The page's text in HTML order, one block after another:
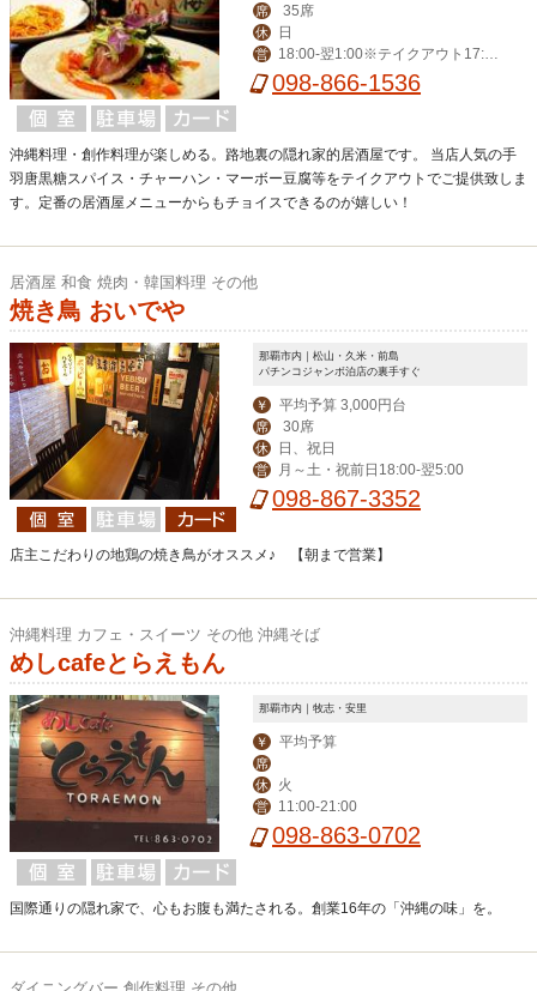
席 35席
休 日
営
18:00-翌1:00※テイクアウト17:30
-20:30(受取21:00まで)
098-866-1536
沖縄料理・創作料理が楽しめる。路地裏の隠れ家的居酒屋です。 当店人気の手
羽唐黒糖スパイス・チャーハン・マーボー豆腐等をテイクアウトでご提供致しま
す。定番の居酒屋メニューからもチョイスできるのが嬉しい！
居酒屋 和食 焼肉・韓国料理 その他
焼き鳥 おいでや
那覇市内｜松山・久米・前島
パチンコジャンボ泊店の裏手すぐ
￥ 平均予算 3,000円台
席 30席
休 日、祝日
営 月～土・祝前日18:00-翌5:00
098-867-3352
店主こだわりの地鶏の焼き鳥がオススメ♪ 【朝まで営業】
沖縄料理 カフェ・スイーツ その他 沖縄そば
めしcafeとらえもん
那覇市内｜牧志・安里
￥ 平均予算
席
休
火
営 11:00-21:00
098-863-0702
国際通りの隠れ家で、心もお腹も満たされる。創業16年の「沖縄の味」を。